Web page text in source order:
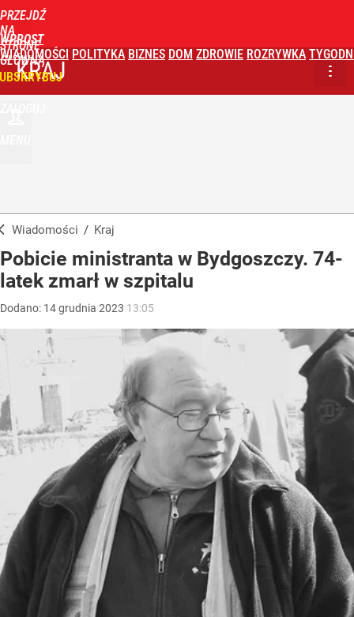
PRZEJDŹ
NA
STRONĘ
GŁÓWNĄ
WPROST
WIADOMOŚCI POLITYKA BIZNES DOM ZDROWIE ROZRYWKA
KRAJ
Wiadomości / Kraj
Pobicie ministranta w Bydgoszczy. 74-
latek zmarł w szpitalu
Dodano: 14grudnia 2023 13:05